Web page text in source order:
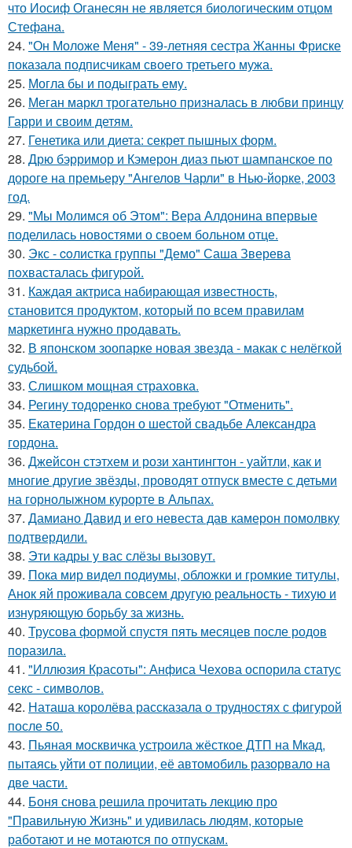
что Иосиф Оганесян не является биологическим отцом
Стефана.
24. "Он Моложе Меня" - 39-летняя сестра Жанны Фриске
показала подписчикам своего третьего мужа.
25. Могла бы и подыграть ему.
26. Меган маркл трогательно призналась в любви принцу
Гарри и своим детям.
27. Генетика или диета: секрет пышных форм.
28. Дрю бэрримор и Кэмерон диаз пьют шампанское по
дороге на премьеру "Ангелов Чарли" в Нью-йорке, 2003
год.
29. "Мы Молимся об Этом": Вера Алдонина впервые
поделилась новостями о своем больном отце.
30. Экс - coлистка группы "Демо" Саша Зверева
пoхвасталась фигуpoй.
31. Каждая актриса набирающая известность,
становится продуктом, который по всем правилам
маркетинга нужно продавать.
32. В японском зоопарке новая звезда - макак с нелёгкой
судьбой.
33. Слишком мощная страховка.
34. Регину тодоренко снова требуют "Отменить".
35. Екатерина Гордон о шестой свадьбе Александра
гордона.
36. Джейсон стэтхем и рози хантингтон - уайтли, как и
многие другие звёзды, проводят отпуск вместе с детьми
на горнолыжном курорте в Альпах.
37. Дамиано Давид и его невеста дав камерон помолвку
подтвердили.
38. Эти кадры у вас слёзы вызовут.
39. Пока мир видел подиумы, обложки и громкие титулы,
Анок яй проживала совсем другую реальность - тихую и
изнуряющую борьбу за жизнь.
40. Трусова формой спустя пять месяцев после родов
поразила.
41. "Иллюзия Красоты": Анфиса Чехова оспорила статус
секс - символов.
42. Наташа королёва рассказала о трудностях с фигурой
после 50.
43. Пьяная москвичка устроила жёсткое ДТП на Мкад,
пытаясь уйти от полиции, её автомобиль разорвало на
две части.
44. Боня снова решила прочитать лекцию про
"Правильную Жизнь" и удивилась людям, которые
работают и не мотаются по отпускам.